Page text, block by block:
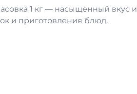
1 кг — насыщенный вкус и
и приготовления блюд.